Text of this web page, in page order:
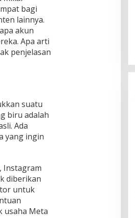
bagi
lainnya.
akun
Apa arti
penjelasan
suatu
biru adalah
Ada
yang ingin
Instagram
diberikan
untuk
usaha Meta